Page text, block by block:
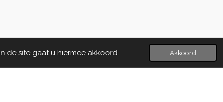
de site gaat u hiermee akkoord. Akkoord